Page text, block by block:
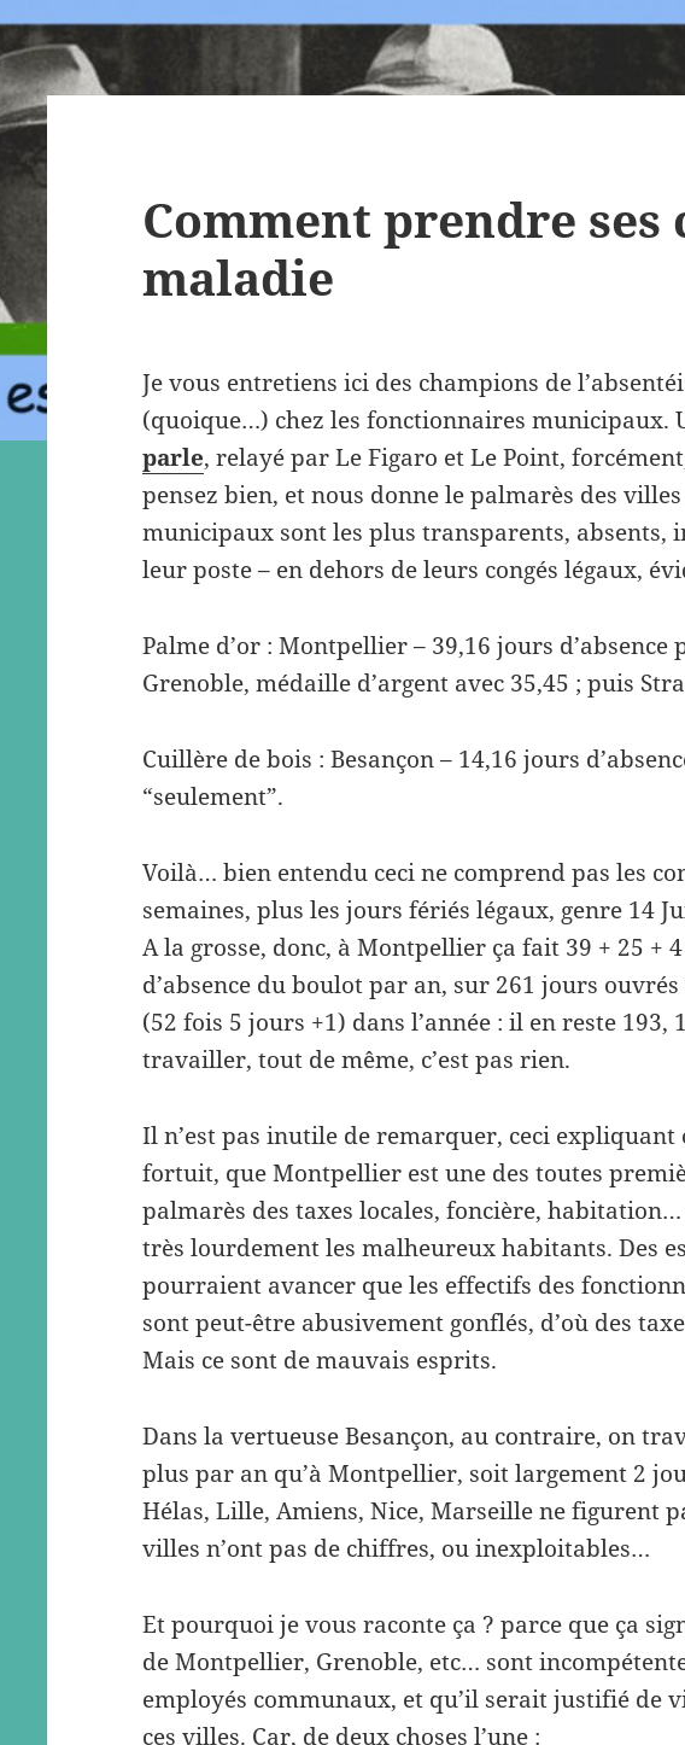
Comment prendre ses
maladie
Je vous entretiens ici des champions de
(quoique…) chez les fonctionnaires municipaux.
parle, relayé par Le Figaro et Le Point,
pensez bien, et nous donne le palmarès des
municipaux sont les plus transparents, absents,
leur poste – en dehors de leurs congés légaux,
Palme d’or : Montpellier – 39,16 jours
Grenoble, médaille d’argent avec 35,45 ; puis
Cuillère de bois : Besançon – 14,16 jours
“seulement”.
Voilà… bien entendu ceci ne comprend pas les
semaines, plus les jours fériés légaux, genre 14
A la grosse, donc, à Montpellier ça fait 39 + 25 +
d’absence du boulot par an, sur 261 jours
(52 fois 5 jours +1) dans l’année : il en reste 193,
travailler, tout de même, c’est pas rien.
Il n’est pas inutile de remarquer, ceci expliquant
fortuit, que Montpellier est une des toutes
palmarès des taxes locales, foncière,
très lourdement les malheureux habitants. Des
pourraient avancer que les effectifs des
sont peut-être abusivement gonflés, d’où des
Mais ce sont de mauvais esprits.
Dans la vertueuse Besançon, au contraire, on
plus par an qu’à Montpellier, soit largement 2
Hélas, Lille, Amiens, Nice, Marseille ne figurent
villes n’ont pas de chiffres, ou inexploitables…
Et pourquoi je vous raconte ça ? parce que ça
de Montpellier, Grenoble, etc… sont
employés communaux, et qu’il serait justifié de
ces villes. Car, de deux choses l’une :